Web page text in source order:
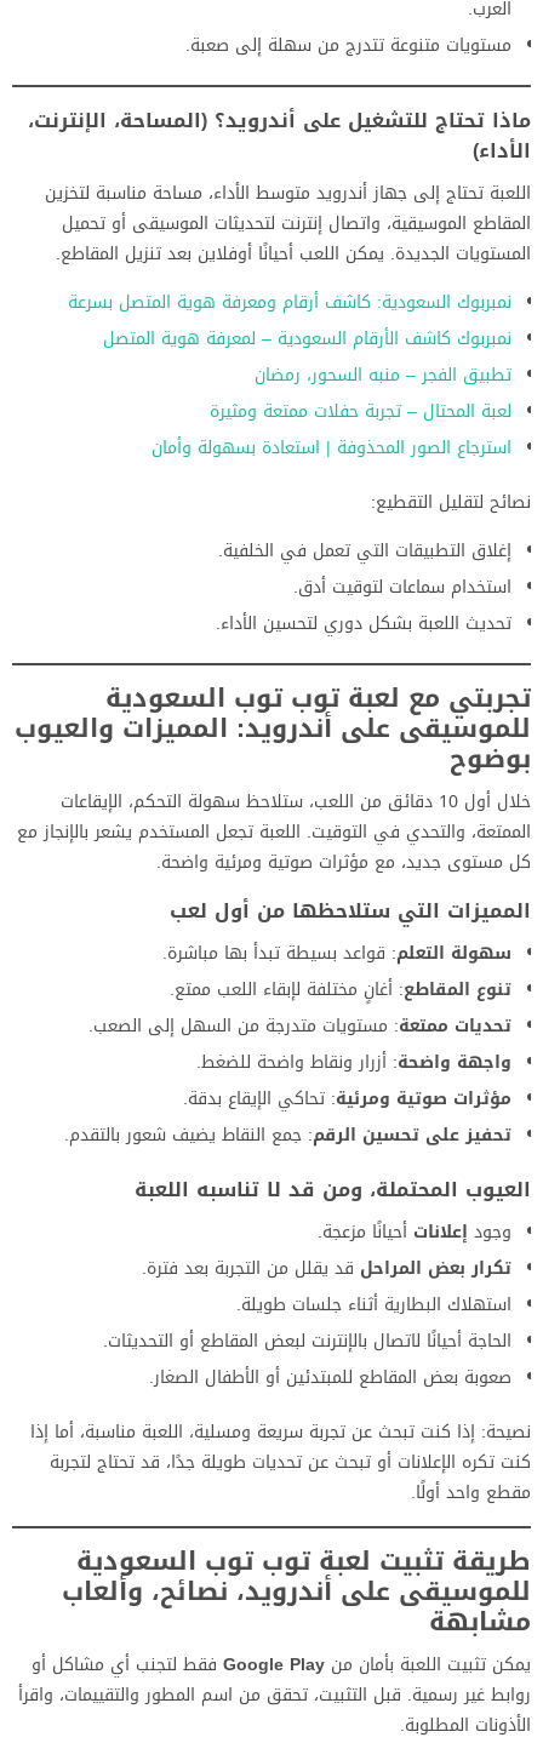
العرب.
مستويات متنوعة تتدرج من سهلة إلى صعبة.
ماذا تحتاج للتشغيل على أندرويد؟ (المساحة، الإنترنت،
الأداء)
اللعبة تحتاج إلى جهاز أندرويد متوسط الأداء، مساحة مناسبة لتخزين
المقاطع الموسيقية، واتصال إنترنت لتحديثات الموسيقى أو تحميل
المستويات الجديدة. يمكن اللعب أحيانًا أوفلاين بعد تنزيل المقاطع.
نمبربوك السعودية: كاشف أرقام ومعرفة هوية المتصل بسرعة
نمبربوك كاشف الأرقام السعودية – لمعرفة هوية المتصل
تطبيق الفجر – منبه السحور، رمضان
لعبة المحتال – تجربة حفلات ممتعة ومثيرة
استرجاع الصور المحذوفة | استعادة بسهولة وأمان
نصائح لتقليل التقطيع:
إغلاق التطبيقات التي تعمل في الخلفية.
استخدام سماعات لتوقيت أدق.
تحديث اللعبة بشكل دوري لتحسين الأداء.
تجربتي مع لعبة توب توب السعودية
للموسيقى على أندرويد: المميزات والعيوب
بوضوح
خلال أول 10 دقائق من اللعب، ستلاحظ سهولة التحكم، الإيقاعات
الممتعة، والتحدي في التوقيت. اللعبة تجعل المستخدم يشعر بالإنجاز مع
كل مستوى جديد، مع مؤثرات صوتية ومرئية واضحة.
المميزات التي ستلاحظها من أول لعب
سهولة التعلم: قواعد بسيطة تبدأ بها مباشرة.
تنوع المقاطع: أغانٍ مختلفة لإبقاء اللعب ممتع.
تحديات ممتعة: مستويات متدرجة من السهل إلى الصعب.
واجهة واضحة: أزرار ونقاط واضحة للضغط.
مؤثرات صوتية ومرئية: تحاكي الإيقاع بدقة.
تحفيز على تحسين الرقم: جمع النقاط يضيف شعور بالتقدم.
العيوب المحتملة، ومن قد لا تناسبه اللعبة
وجود إعلانات أحيانًا مزعجة.
تكرار بعض المراحل قد يقلل من التجربة بعد فترة.
استهلاك البطارية أثناء جلسات طويلة.
الحاجة أحيانًا لاتصال بالإنترنت لبعض المقاطع أو التحديثات.
صعوبة بعض المقاطع للمبتدئين أو الأطفال الصغار.
نصيحة: إذا كنت تبحث عن تجربة سريعة ومسلية، اللعبة مناسبة، أما إذا
كنت تكره الإعلانات أو تبحث عن تحديات طويلة جدًا، قد تحتاج لتجربة
مقطع واحد أولًا.
طريقة تثبيت لعبة توب توب السعودية
للموسيقى على أندرويد، نصائح، وألعاب
مشابهة
يمكن تثبيت اللعبة بأمان من Google Play فقط لتجنب أي مشاكل أو
روابط غير رسمية. قبل التثبيت، تحقق من اسم المطور والتقييمات، واقرأ
الأذونات المطلوبة.